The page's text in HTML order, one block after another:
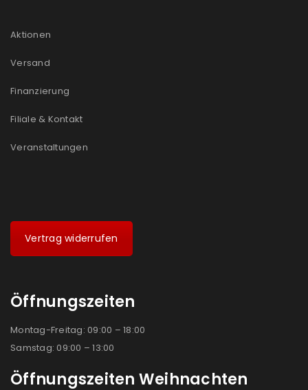
Aktionen
Versand
Finanzierung
Filiale & Kontakt
Veranstaltungen
Vertrag widerrufen
Öffnungszeiten
Montag-Freitag: 09:00 – 18:00
Samstag: 09:00 – 13:00
Öffnungszeiten Weihnachten